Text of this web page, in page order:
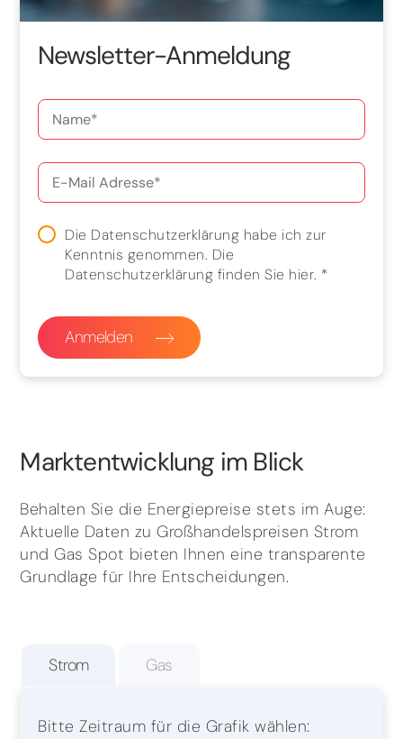
Newsletter-Anmeldung
Die Datenschutzerklärung habe ich zur
Kenntnis genommen. Die
Datenschutzerklärung finden Sie hier. *
Anmelden
Marktentwicklung im Blick
Behalten Sie die Energiepreise stets im Auge:
Aktuelle Daten zu Großhandelspreisen Strom
und Gas Spot bieten Ihnen eine transparente
Grundlage für Ihre Entscheidungen.
Strom Gas
Bitte Zeitraum für die Grafik wählen: